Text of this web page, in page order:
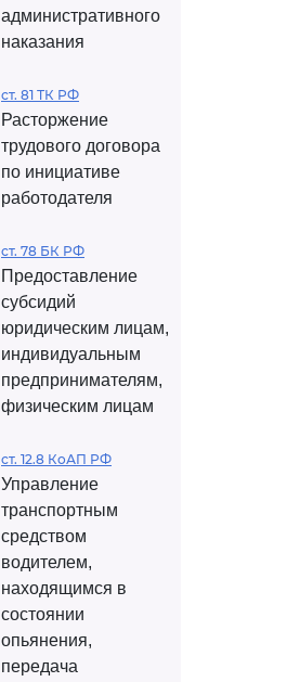
административного
наказания
ст. 81 ТК РФ
Расторжение
трудового договора
по инициативе
работодателя
ст. 78 БК РФ
Предоставление
субсидий
юридическим лицам,
индивидуальным
предпринимателям,
физическим лицам
ст. 12.8 КоАП РФ
Управление
транспортным
средством
водителем,
находящимся в
состоянии
опьянения,
передача